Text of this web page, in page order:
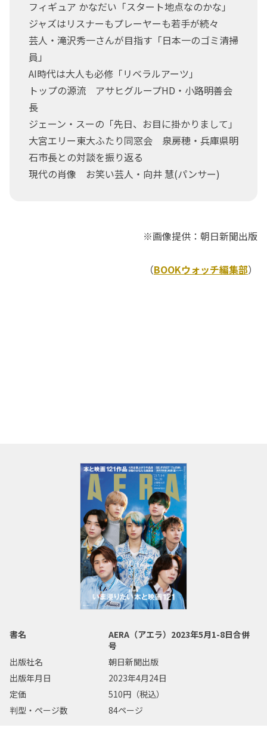
フィギュア かなだい「スタート地点なのかな」
ジャズはリスナーもプレーヤーも若手が続々
芸人・滝沢秀一さんが目指す「日本一のゴミ清掃
員」
AI時代は大人も必修「リベラルアーツ」
トップの源流 アサヒグループHD・小路明善会
長
ジェーン・スーの「先日、お目に掛かりまして」
大宮エリー東大ふたり同窓会 泉房穂・兵庫県明
石市長との対談を振り返る
現代の肖像 お笑い芸人・向井 慧(パンサー)
※画像提供：朝日新聞出版
（BOOKウォッチ編集部）
書名
AERA（アエラ）2023年5月1-8日合併
号
出版社名
朝日新聞出版
出版年月日
2023年4月24日
定価
510円（税込）
判型・ページ数
84ページ